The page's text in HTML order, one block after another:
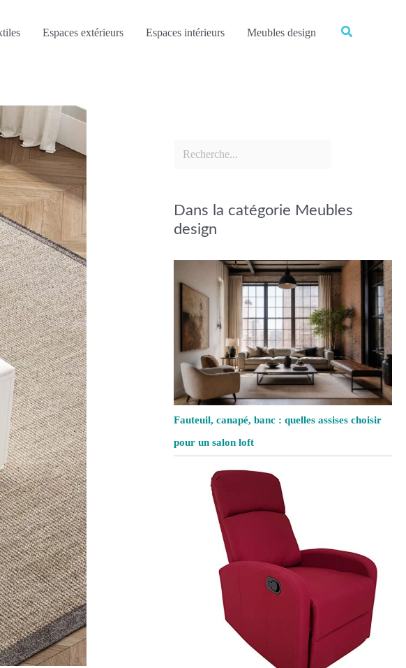
Espaces extérieurs Espaces intérieurs Meubles design Rechercher
Dans la catégorie Meubles
design
Fauteuil, canapé, banc : quelles assises choisir
pour un salon loft